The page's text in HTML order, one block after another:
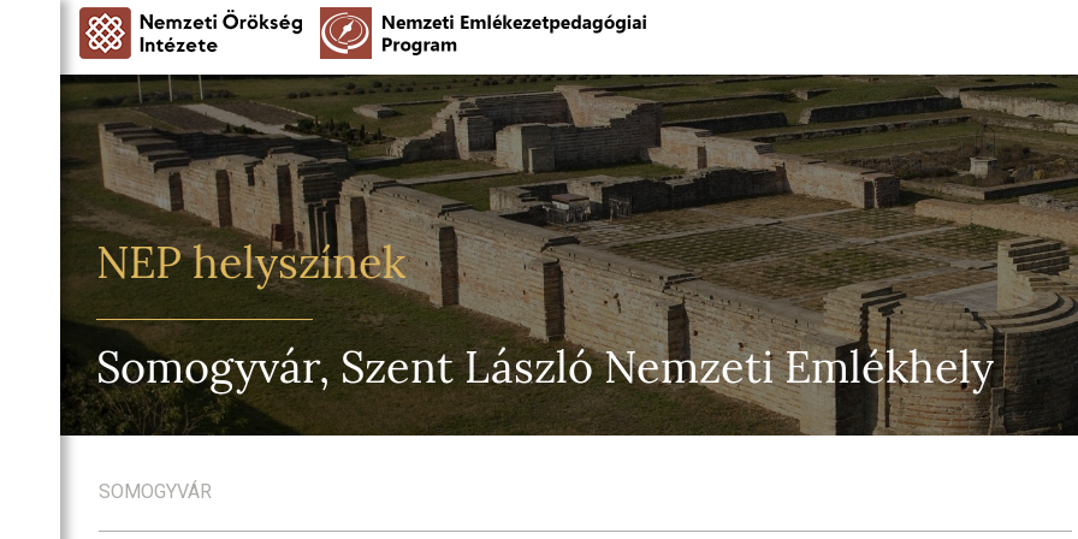
NEP helyszínek
Somogyvár, Szent László Nemzeti Emlékhely
SOMOGYVÁR